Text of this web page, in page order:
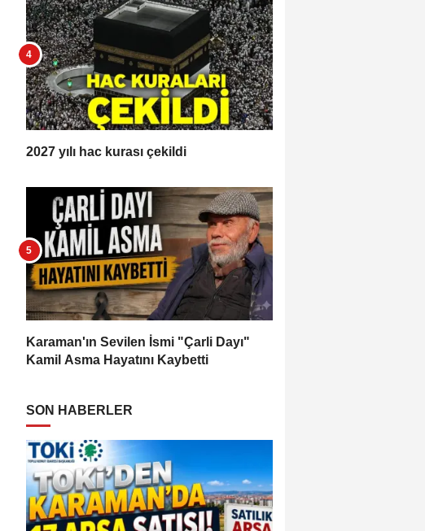
2027 yılı hac kurası çekildi
Karaman'ın Sevilen İsmi "Çarli Dayı"
Kamil Asma Hayatını Kaybetti
SON HABERLER